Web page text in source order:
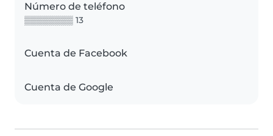
Número de teléfono
▒▒▒▒▒▒▒▒ 13
Cuenta de Facebook
Cuenta de Google